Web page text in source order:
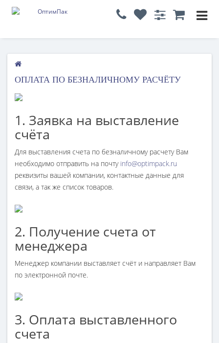
ОПЛАТА ПО БЕЗНАЛИЧНОМУ РАСЧЁТУ
1. Заявка на выставление
счёта
Для выставления счета по безналичному расчету Вам
необходимо отправить на почту info@optimpack.ru
реквизиты вашей компании, контактные данные для
связи, а так же список товаров.
2. Получение счета от
менеджера
Менеджер компании выставляет счёт и направляет Вам
по электронной почте.
3. Оплата выставленного
счета